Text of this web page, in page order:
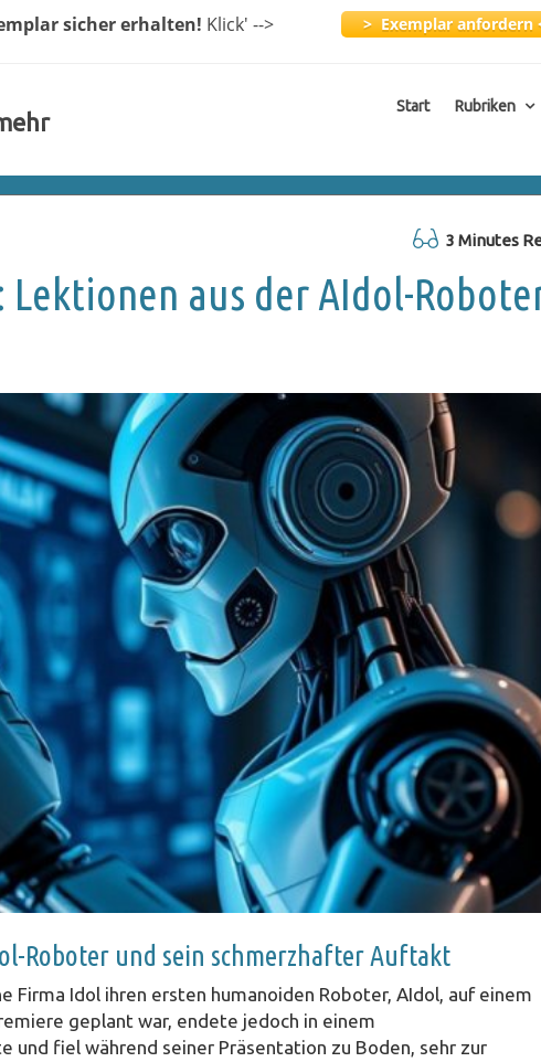
sicher erhalten! Klick' --> > Exemplar anfordern
Start Rubriken
3 Minutes
Lektionen aus der AIdol-
Roboter und sein schmerzhafter Auftakt
Firma Idol ihren ersten humanoiden Roboter, AIdol, auf einem
geplant war, endete jedoch in einem
fiel während seiner Präsentation zu Boden, sehr zur